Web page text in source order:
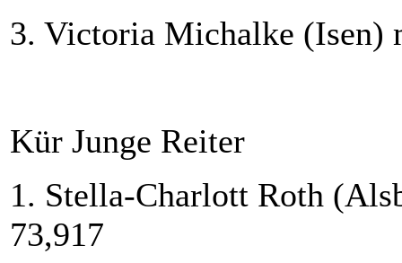
3. Victoria Michalke (Isen)
Kür Junge Reiter
1. Stella-Charlott Roth
73,917